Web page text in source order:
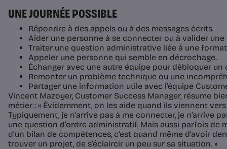
UNE JOURNÉE POSSIBLE
Répondre à des appels ou à des messages écrits.
Aider une personne à se connecter ou à valider une
Traiter une question administrative liée à une
Appeler une personne qui semble en décrochage.
Échanger avec une autre équipe pour débloquer un
Remonter un problème technique ou une
Partager une information utile avec l’équipe
Vincent Mazoyer, Customer Success Manager, résume
métier : « Évidemment, on les aide quand ils viennent
Typiquement, je n’arrive pas à me connecter, je n’arrive
une question d’ordre administratif. Mais aussi parfois de
d’un bilan de compétences, c’est quand même d’avoir
trouver un projet, de s’éclaircir un peu sur sa situation. »